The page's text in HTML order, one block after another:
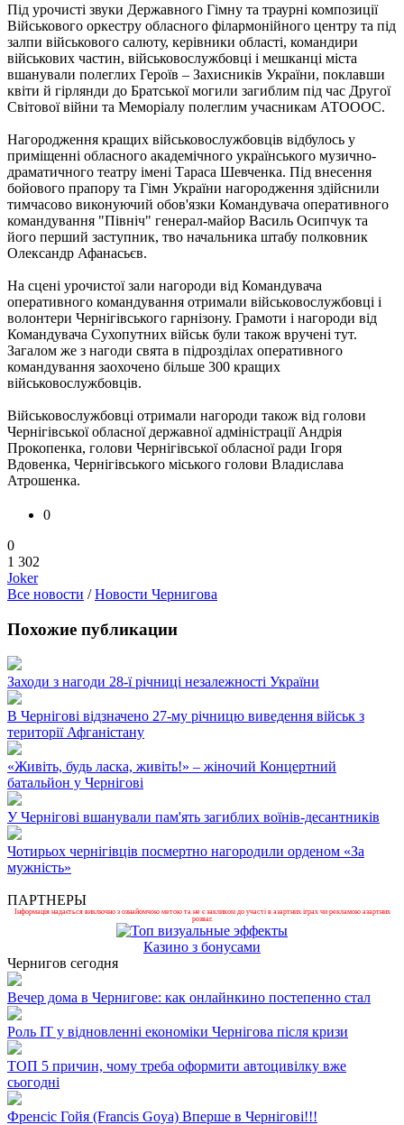
Під урочисті звуки Державного Гімну та траурні композиції
Військового оркестру обласного філармонійного центру та під
залпи військового салюту, керівники області, командири
військових частин, військовослужбовці і мешканці міста
вшанували полеглих Героїв – Захисників України, поклавши
квіти й гірлянди до Братської могили загиблим під час Другої
Світової війни та Меморіалу полеглим учасникам АТОООС.
Нагородження кращих військовослужбовців відбулось у
приміщенні обласного академічного українського музично-
драматичного театру імені Тараса Шевченка. Під внесення
бойового прапору та Гімн України нагородження здійснили
тимчасово виконуючий обов'язки Командувача оперативного
командування "Північ" генерал-майор Василь Осипчук та
його перший заступник, тво начальника штабу полковник
Олександр Афанасьєв.
На сцені урочистої зали нагороди від Командувача
оперативного командування отримали військовослужбовці і
волонтери Чернігівського гарнізону. Грамоти і нагороди від
Командувача Сухопутних військ були також вручені тут.
Загалом же з нагоди свята в підрозділах оперативного
командування заохочено більше 300 кращих
військовослужбовців.
Військовослужбовці отримали нагороди також від голови
Чернігівської обласної державної адміністрації Андрія
Прокопенка, голови Чернігівської обласної ради Ігоря
Вдовенка, Чернігівського міського голови Владислава
Атрошенка.
0
0
1 302
Joker
Все новости /Новости Чернигова
Похожие публикации
Заходи з нагоди 28-ї річниці незалежності України
В Чернігові відзначено 27-му річницю виведення військ з
території Афганістану
«Живіть, будь ласка, живіть!» – жіночий Концертний
батальйон у Чернігові
У Чернігові вшанували пам'ять загиблих воїнів-десантників
Чотирьох чернігівців посмертно нагородили орденом «За
мужність»
ПАРТНЕРЫ
Інформація надається виключно з ознайомчою метою та не є закликом до участі в азартних іграх чи рекламою азартних
розваг.
Казино з бонусами
Чернигов сегодня
Вечер дома в Чернигове: как онлайнкино постепенно стал
Роль ІТ у відновленні економіки Чернігова після кризи
ТОП 5 причин, чому треба оформити автоцивілку вже
сьогодні
Френсіс Гойя (Francis Goya) Вперше в Чернігові!!!